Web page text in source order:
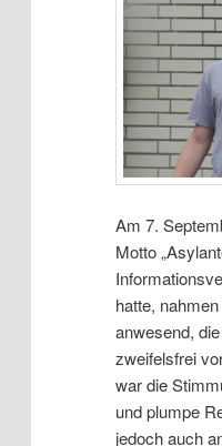
Am 7.
Motto
hatte,
anwesend,
zweifelsfrei
war die
und plumpe
jedoch auch